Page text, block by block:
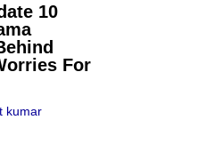
10
For
kumar